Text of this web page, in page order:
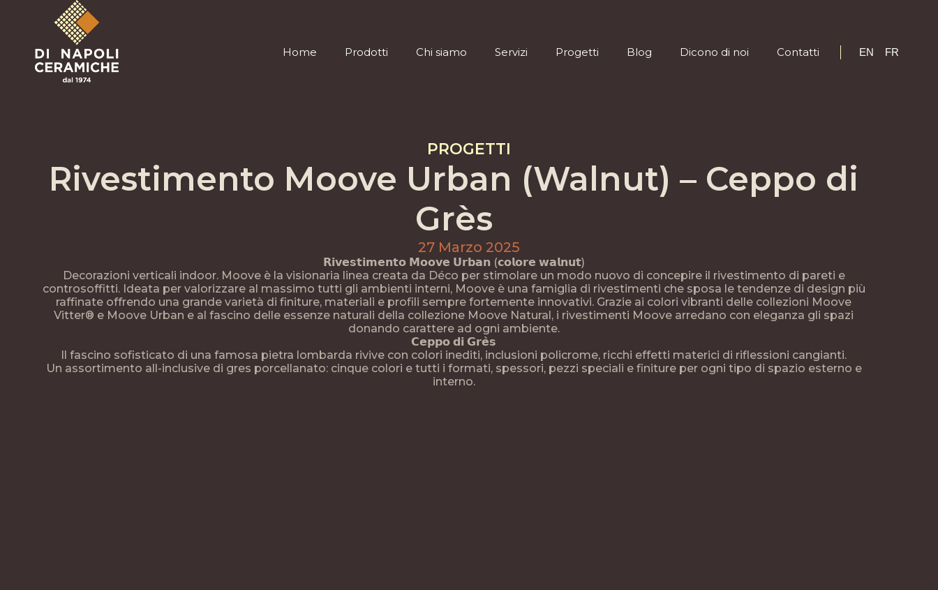
Home Prodotti Chi siamo Servizi Progetti Blog Dicono di noi Contatti EN FR
PROGETTI
Rivestimento Moove Urban (Walnut) – Ceppo di
Grès
27 Marzo 2025
𝗥𝗶𝘃𝗲𝘀𝘁𝗶𝗺𝗲𝗻𝘁𝗼 𝗠𝗼𝗼𝘃𝗲 𝗨𝗿𝗯𝗮𝗻 (𝗰𝗼𝗹𝗼𝗿𝗲 𝘄𝗮𝗹𝗻𝘂𝘁)
Decorazioni verticali indoor. Moove è la visionaria linea creata da Déco per stimolare un modo nuovo di concepire il rivestimento di pareti e
controsoffitti. Ideata per valorizzare al massimo tutti gli ambienti interni, Moove è una famiglia di rivestimenti che sposa le tendenze di design più
raffinate offrendo una grande varietà di finiture, materiali e profili sempre fortemente innovativi. Grazie ai colori vibranti delle collezioni Moove
Vitter® e Moove Urban e al fascino delle essenze naturali della collezione Moove Natural, i rivestimenti Moove arredano con eleganza gli spazi
donando carattere ad ogni ambiente.
𝗖𝗲𝗽𝗽𝗼 𝗱𝗶 𝗚𝗿𝗲̀𝘀
Il fascino sofisticato di una famosa pietra lombarda rivive con colori inediti, inclusioni policrome, ricchi effetti materici di riflessioni cangianti.
Un assortimento all-inclusive di gres porcellanato: cinque colori e tutti i formati, spessori, pezzi speciali e finiture per ogni tipo di spazio esterno e
interno.